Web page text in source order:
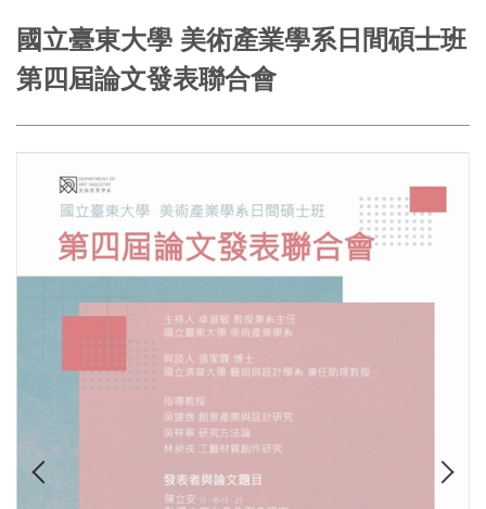
國立臺東大學 美術產業學系日間碩士班
第四屆論文發表聯合會